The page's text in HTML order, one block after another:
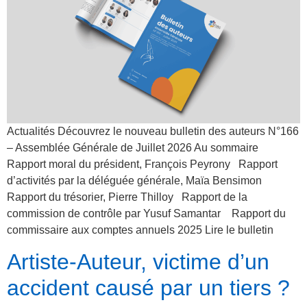
Actualités Découvrez le nouveau bulletin des auteurs N°166
– Assemblée Générale de Juillet 2026 Au sommaire
Rapport moral du président, François Peyrony Rapport
d’activités par la déléguée générale, Maïa Bensimon
Rapport du trésorier, Pierre Thilloy Rapport de la
commission de contrôle par Yusuf Samantar Rapport du
commissaire aux comptes annuels 2025 Lire le bulletin
Artiste-Auteur, victime d’un
accident causé par un tiers ?